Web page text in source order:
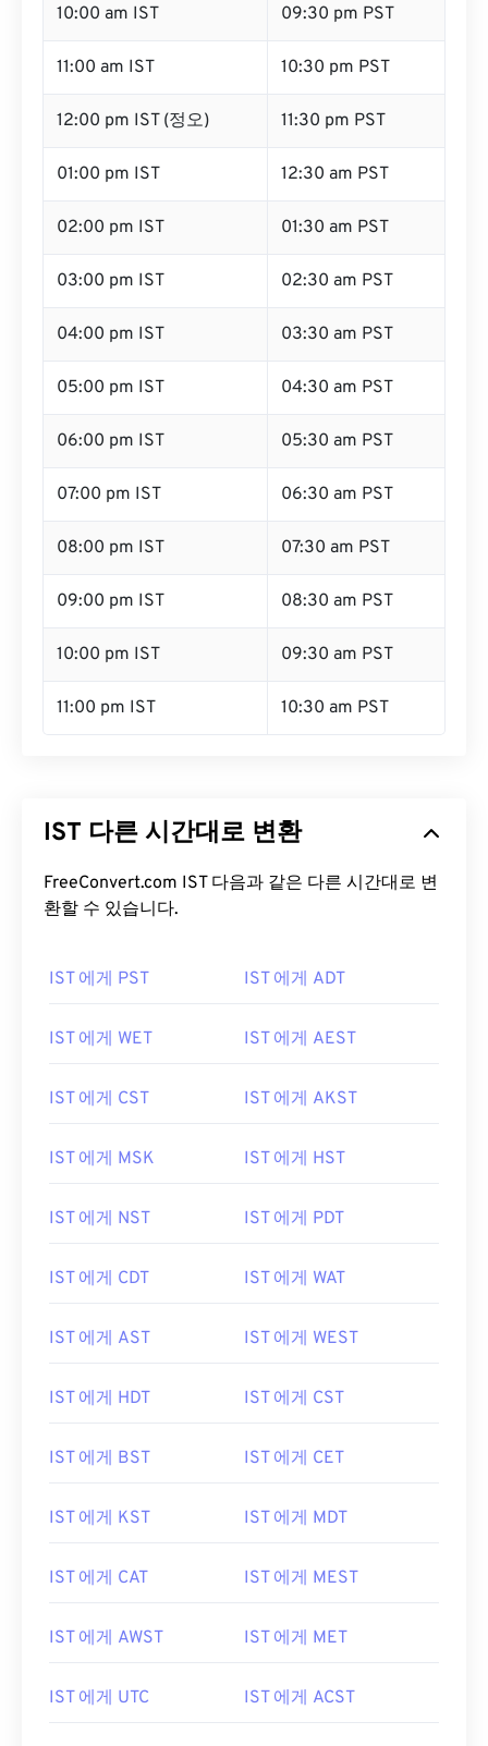
10:00 am IST 09:30 pm PST
11:00 am IST 10:30 pm PST
12:00 pm IST (정오) 11:30 pm PST
01:00 pm IST 12:30 am PST
02:00 pm IST 01:30 am PST
03:00 pm IST 02:30 am PST
04:00 pm IST 03:30 am PST
05:00 pm IST 04:30 am PST
06:00 pm IST 05:30 am PST
07:00 pm IST 06:30 am PST
08:00 pm IST 07:30 am PST
09:00 pm IST 08:30 am PST
10:00 pm IST 09:30 am PST
11:00 pm IST 10:30 am PST
IST 다른 시간대로 변환
FreeConvert.com IST 다음과 같은 다른 시간대로 변
환할 수 있습니다.
IST 에게 PST IST 에게 ADT
IST 에게 WET IST 에게 AEST
IST 에게 CST IST 에게 AKST
IST 에게 MSK IST 에게 HST
IST 에게 NST IST 에게 PDT
IST 에게 CDT IST 에게 WAT
IST 에게 AST IST 에게 WEST
IST 에게 HDT IST 에게 CST
IST 에게 BST IST 에게 CET
IST 에게 KST IST 에게 MDT
IST 에게 CAT IST 에게 MEST
IST 에게 AWST IST 에게 MET
IST 에게 UTC IST 에게 ACST